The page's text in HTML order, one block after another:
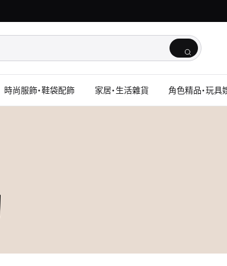
時尚服飾・鞋袋配飾 家居・生活雜貨 角色精品・玩具